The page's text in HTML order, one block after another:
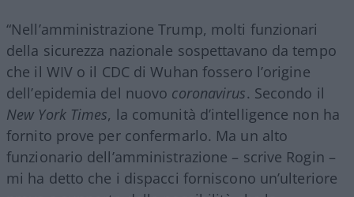
“Nell’amministrazione Trump, molti funzionari
della sicurezza nazionale sospettavano da tempo
che il WIV o il CDC di Wuhan fossero l’origine
dell’epidemia del nuovo coronavirus. Secondo il
New York Times, la comunità d’intelligence non ha
fornito prove per confermarlo. Ma un alto
funzionario dell’amministrazione – scrive Rogin –
mi ha detto che i dispacci forniscono un’ulteriore